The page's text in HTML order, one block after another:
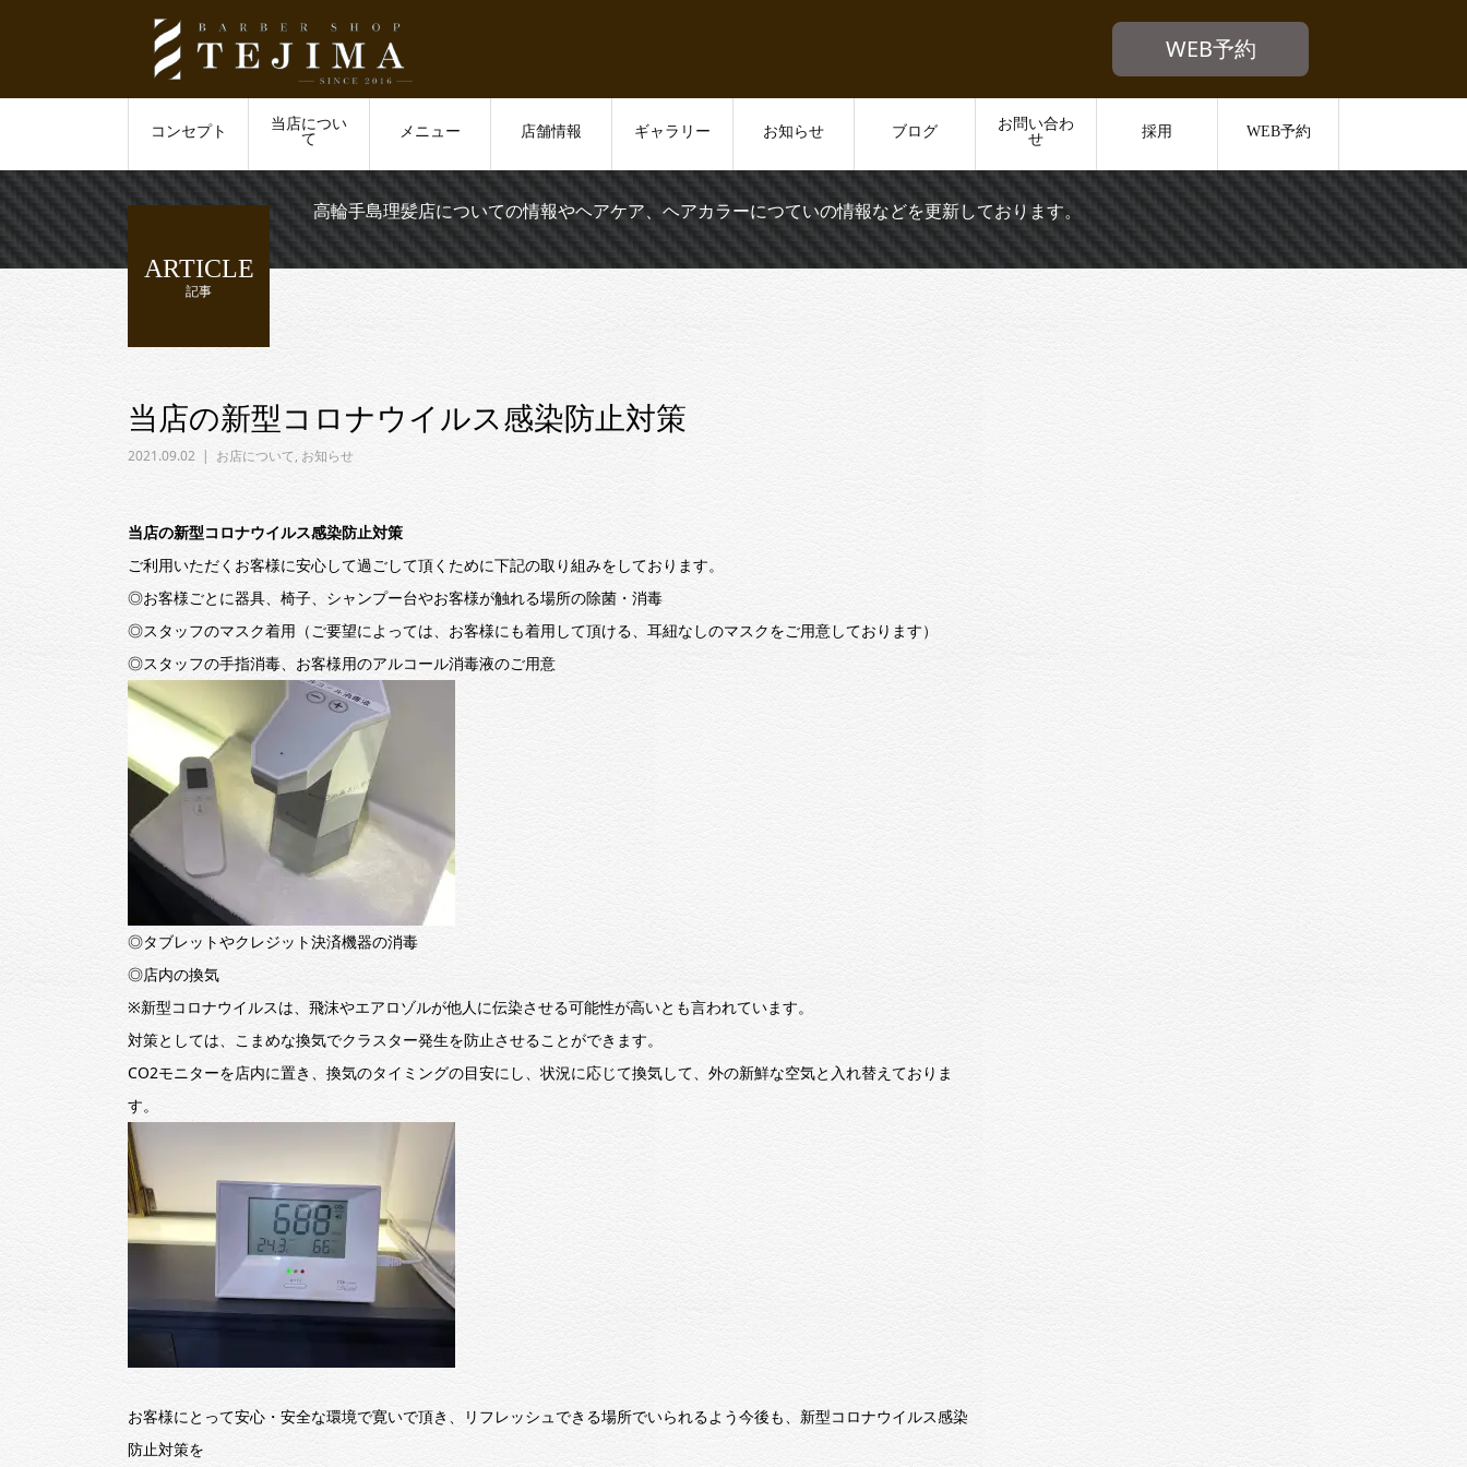
WEB予約
コンセプト
当店につい
て
メニュー 店舗情報 ギャラリー お知らせ ブログ
お問い合わ
せ
採用 WEB予約
ARTICLE
記事
高輪手島理髪店についての情報やヘアケア、ヘアカラーにつていの情報などを更新しております。
当店の新型コロナウイルス感染防止対策
2021.09.02 お店について, お知らせ
当店の新型コロナウイルス感染防止対策
ご利用いただくお客様に安心して過ごして頂くために下記の取り組みをしております。
◎お客様ごとに器具、椅子、シャンプー台やお客様が触れる場所の除菌・消毒
◎スタッフのマスク着用（ご要望によっては、お客様にも着用して頂ける、耳紐なしのマスクをご用意しております）
◎スタッフの手指消毒、お客様用のアルコール消毒液のご用意
◎タブレットやクレジット決済機器の消毒
◎店内の換気
※新型コロナウイルスは、飛沫やエアロゾルが他人に伝染させる可能性が高いとも言われています。
対策としては、こまめな換気でクラスター発生を防止させることができます。
CO2モニターを店内に置き、換気のタイミングの目安にし、状況に応じて換気して、外の新鮮な空気と入れ替えておりま
す。
お客様にとって安心・安全な環境で寛いで頂き、リフレッシュできる場所でいられるよう今後も、新型コロナウイルス感染
防止対策を